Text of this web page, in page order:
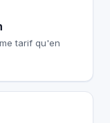
tarif qu'en